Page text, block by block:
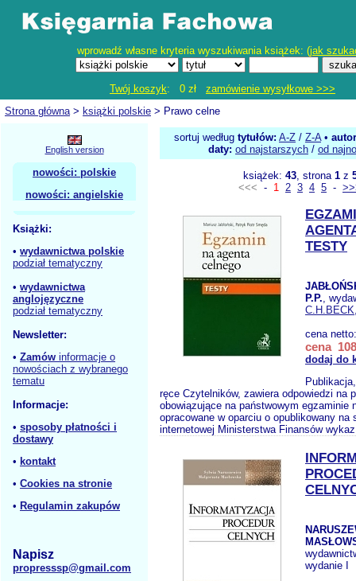
wprowadź własne kryteria wyszukiwania książek: (jak
Twój koszyk: 0 zł zamówienie wysyłkowe >>>
Strona główna> książki polskie > Prawo celne
English version
nowości: polskie
nowości: angielskie
Książki:
• wydawnictwa polskie
podział tematyczny
• wydawnictwa
anglojęzyczne
podział tematyczny
Newsletter:
• Zamów informacje o
nowościach z wybranego
tematu
Informacje:
• sposoby płatności i
dostawy
• kontakt
• Cookies na stronie
• Regulamin zakupów
Napisz
propresssp@gmail.com
sortuj według tytułów: A-Z / Z-A•
daty: od najstarszych / od
książek: 43, strona 1z
<<< - 1 2 3 4 5 -
TESTY
P.P.,
C.H.BECK
cena
cena
dodaj do
ręce Czytelników, zawiera odpowiedzi na
obowiązujące na państwowym egzaminie
opracowane w oparciu o opublikowany na
internetowej Ministerstwa Finansów
wydanie I